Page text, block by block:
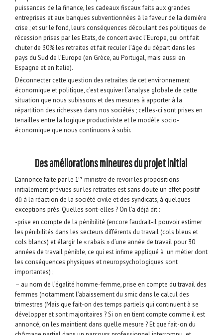
puissances de la finance, les cadeaux fiscaux faits aux grandes
entreprises et aux banques subventionnées à la faveur de la dernière
crise ; et sur le fond, leurs conséquences découlant des politiques de
récession prises par les Etats, de concert avec l’Europe, qui ont fait
chuter de 30% les retraites et fait reculer l’âge du départ dans les
pays du Sud de l’Europe (en Grèce, au Portugal, mais aussi en
Espagne et en Italie).
Déconnecter cette question des retraites de cet environnement
économique et politique, c’est esquiver l’analyse globale de cette
situation que nous subissons et des mesures à apporter à la
répartition des richesses dans nos sociétés ; celles-ci sont prises en
tenailles entre la logique productiviste et le modèle socio-
économique que nous continuons à subir.
Des améliorations mineures du projet initial
L’annonce faite par le 1er ministre de revoir les propositions
initialement prévues sur les retraites est sans doute un effet positif
dû à la réaction de la société civile et des syndicats, à quelques
exceptions près. Quelles sont-elles ? On l’a déjà dit :
-prise en compte de la pénibilité (encore faudrait-il pouvoir estimer
les pénibilités dans les secteurs différents du travail (cols bleus et
cols blancs) et élargir le « rabais » d’une année de travail pour 30
années de travail pénible, ce qui est infime appliqué à un métier dont
les conséquences physiques et neuropsychologiques sont
importantes) ;
– au nom de l’égalité homme-femme, prise en compte du travail des
femmes (notamment l’abaissement du smic dans le calcul des
trimestres (Mais que fait-on des temps partiels qui continuent à se
développer et sont majoritaires ? Si on en tient compte comme il est
annoncé, on les maintient dans quelle mesure ? Et que fait-on du